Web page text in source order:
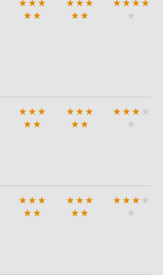
★ ★ ★
★ ★
★ ★ ★
★ ★
★ ★ ★ ★
★
★ ★ ★
★ ★
★ ★ ★
★ ★
★ ★ ★ ★
★
★ ★ ★
★ ★
★ ★ ★
★ ★
★ ★ ★ ★
★